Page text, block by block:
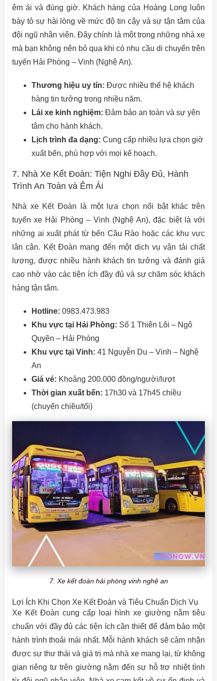
êm ái và đúng giờ. Khách hàng của Hoàng Long luôn
bày tỏ sự hài lòng về mức độ tin cậy và sự tận tâm của
đội ngũ nhân viên. Đây chính là một trong những nhà xe
mà bạn không nên bỏ qua khi có nhu cầu di chuyển trên
tuyến Hải Phòng – Vinh (Nghệ An).
Thương hiệu uy tín: Được nhiều thế hệ khách
hàng tin tưởng trong nhiều năm.
Lái xe kinh nghiệm: Đảm bảo an toàn và sự yên
tâm cho hành khách.
Lịch trình đa dạng: Cung cấp nhiều lựa chọn giờ
xuất bến, phù hợp với mọi kế hoạch.
7. Nhà Xe Kết Đoàn: Tiện Nghi Đầy Đủ, Hành
Trình An Toàn và Êm Ái
Nhà xe Kết Đoàn là một lựa chọn nổi bật khác trên
tuyến xe Hải Phòng – Vinh (Nghệ An), đặc biệt là với
những ai xuất phát từ bến Cầu Rào hoặc các khu vực
lân cận. Kết Đoàn mang đến một dịch vụ vận tải chất
lượng, được nhiều hành khách tin tưởng và đánh giá
cao nhờ vào các tiện ích đầy đủ và sự chăm sóc khách
hàng tận tâm.
Hotline: 0983.473.983
Khu vực tại Hải Phòng: Số 1 Thiên Lôi – Ngô
Quyền – Hải Phòng
Khu vực tại Vinh: 41 Nguyễn Du – Vinh – Nghệ
An
Giá vé: Khoảng 200.000 đồng/người/lượt
Thời gian xuất bến: 17h30 và 17h45 chiều
(chuyến chiều/tối)
7. Xe kết đoàn hải phòng vinh nghệ an
Lợi Ích Khi Chọn Xe Kết Đoàn và Tiêu Chuẩn Dịch Vụ
Xe Kết Đoàn cung cấp loại hình xe giường nằm tiêu
chuẩn với đầy đủ các tiện ích cần thiết để đảm bảo một
hành trình thoải mái nhất. Mỗi hành khách sẽ cảm nhận
được sự thư thái và giá trị mà nhà xe mang lại, từ không
gian riêng tư trên giường nằm đến sự hỗ trợ nhiệt tình